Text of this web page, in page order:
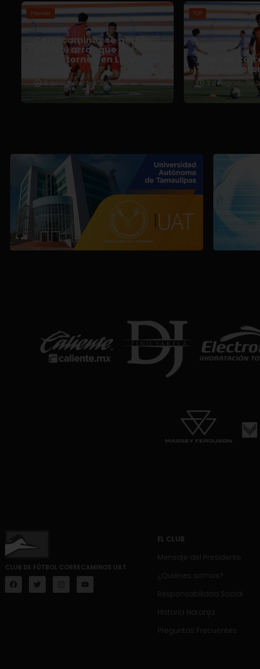
Premier
Correcaminos se perfila
para el arranque del
nuevo torneo en Liga
Premier
5 de agosto de 2026
TDP
Afianza
TDP su
3 de agosto de
CLUB DE FÚTBOL CORRECAMINOS UAT
EL CLUB
Mensaje del Presidente
¿Quiénes somos?
Responsabilidad Social
Historia Naranja
Preguntas Frecuentes